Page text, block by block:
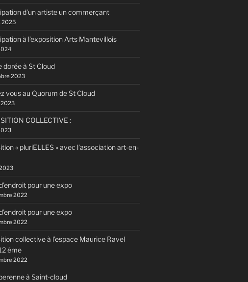
d’un artiste un commerçant
2025
à l’exposition Arts Mantevillois
dorée à St Cloud
2023
vous au Quorum de St Cloud
2023
COLLECTIVE :
« pluriELLES » avec l’association art-en-
pour une expo
2022
pour une expo
2022
collective à l’espace Maurice Ravel
éme
2022
à Saint-cloud